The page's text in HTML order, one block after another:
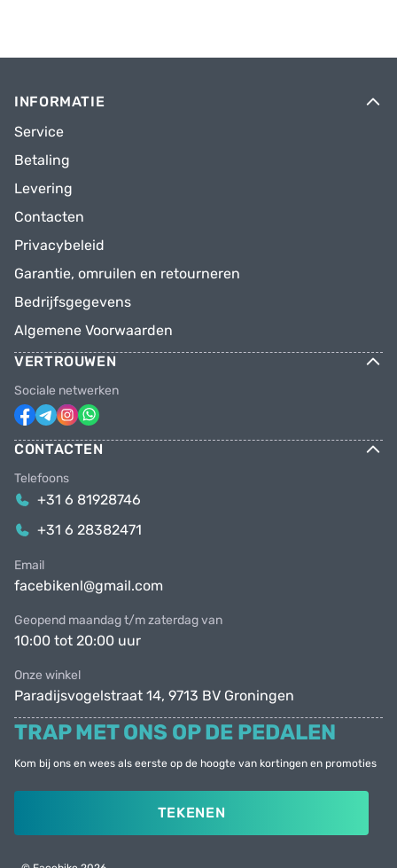
INFORMATIE
Service
Betaling
Levering
Contacten
Privacybeleid
Garantie, omruilen en retourneren
Bedrijfsgegevens
Algemene Voorwaarden
VERTROUWEN
Sociale netwerken
CONTACTEN
Telefoons
+31 6 81928746
+31 6 28382471
Email
facebikenl@gmail.com
Geopend maandag t/m zaterdag van
10:00 tot 20:00 uur
Onze winkel
Paradijsvogelstraat 14, 9713 BV Groningen
TRAP MET ONS OP DE PEDALEN
Kom bij ons en wees als eerste op de hoogte van kortingen en promoties
TEKENEN